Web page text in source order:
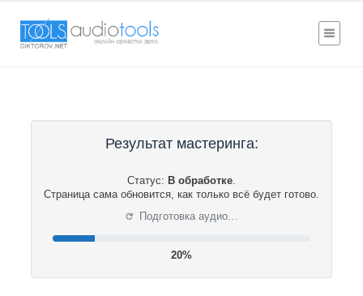
Результат мастеринга:
Статус: В обработке.
Страница сама обновится, как только всё будет готово.
⟳ Подготовка аудио…
20%